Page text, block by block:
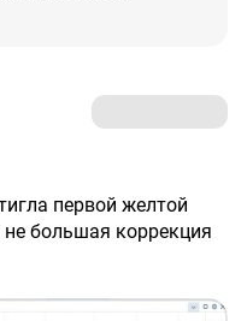
большая коррекция
395.5 т.к., если он